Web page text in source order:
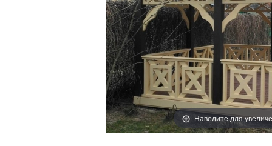
Наведите для